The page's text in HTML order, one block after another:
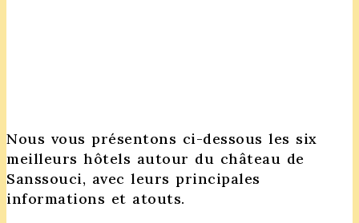
Nous vous présentons ci-dessous les six
meilleurs hôtels autour du château de
Sanssouci, avec leurs principales
informations et atouts.